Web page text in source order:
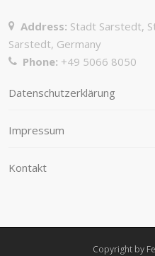
Address: Stadt Sarstedt,
Sarstedt, Germany
Phone: +49 5066 8050
Datenschutzerklärung
Impressum
Kontakt
Copyright by